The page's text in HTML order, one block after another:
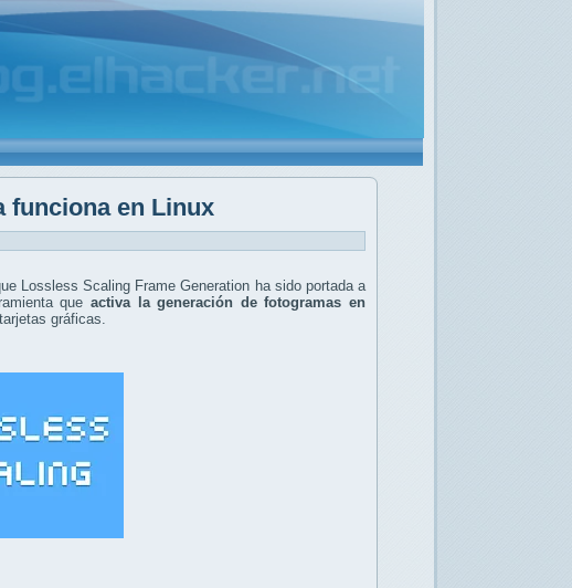
funciona en Linux
Lossless Scaling Frame Generation ha sido portada a
queactiva la generación de fotogramas en
gráficas.